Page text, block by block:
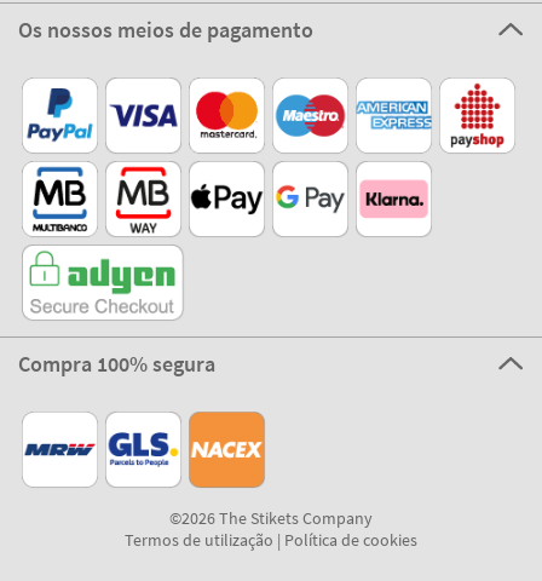
Os nossos meios de pagamento
Compra 100% segura
©2026 The Stikets Company
Termos de utilização | Política de cookies